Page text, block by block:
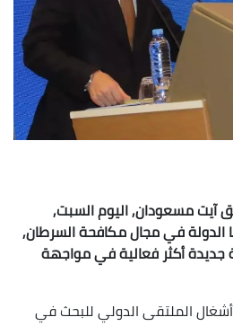
آيت مسعودان, اليوم السبت,
في مجال مكافحة السرطان,
جديدة أكثر فعالية في مواجهة
الملتقى الدولي للبحث في